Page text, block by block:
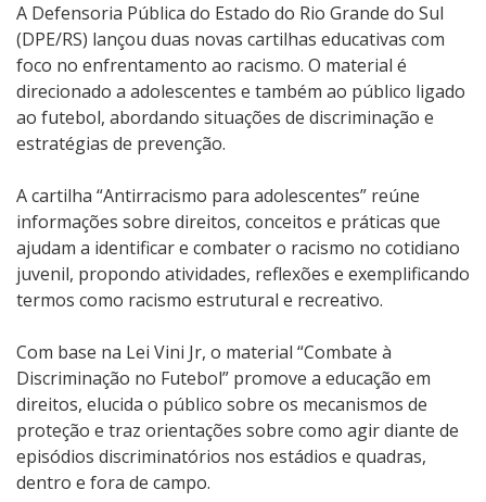
A Defensoria Pública do Estado do Rio Grande do Sul
(DPE/RS) lançou duas novas cartilhas educativas com
foco no enfrentamento ao racismo. O material é
direcionado a adolescentes e também ao público ligado
ao futebol, abordando situações de discriminação e
estratégias de prevenção.
A cartilha “Antirracismo para adolescentes” reúne
informações sobre direitos, conceitos e práticas que
ajudam a identificar e combater o racismo no cotidiano
juvenil, propondo atividades, reflexões e exemplificando
termos como racismo estrutural e recreativo.
Com base na Lei Vini Jr, o material “Combate à
Discriminação no Futebol” promove a educação em
direitos, elucida o público sobre os mecanismos de
proteção e traz orientações sobre como agir diante de
episódios discriminatórios nos estádios e quadras,
dentro e fora de campo.